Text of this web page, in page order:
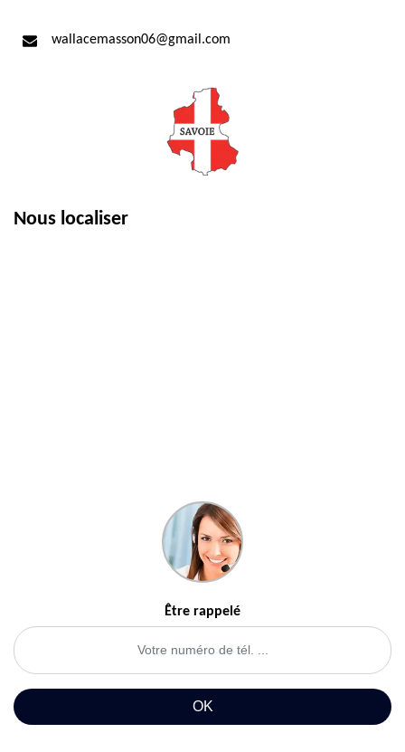
wallacemasson06@gmail.com
Nous localiser
Être rappelé